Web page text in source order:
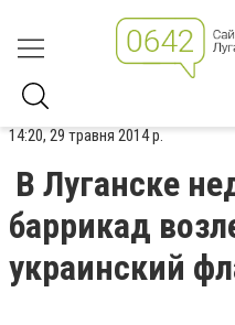
14:20, 29 травня 2014 р.
В Луганске
баррикад
украинский